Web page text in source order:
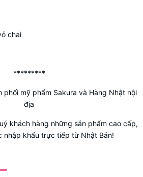
chai
*********
phối mỹ phẩm Sakura và Hàng Nhật nội
địa
khách hàng những sản phẩm cao cấp,
nhập khẩu trực tiếp từ Nhật Bản!